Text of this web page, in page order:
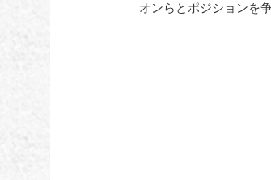
オンらとポジションを